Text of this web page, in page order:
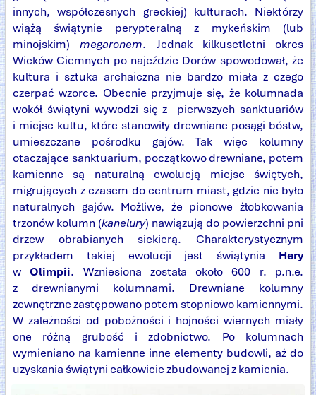
innych, współczesnych greckiej) kulturach. Niektórzy
wiążą świątynie perypteralną z mykeńskim (lub
minojskim)megaronem. Jednak kilkusetletni okres
Wieków Ciemnych po najeździe Dorów spowodował, że
kultura i sztuka archaiczna nie bardzo miała z czego
czerpać wzorce. Obecnie przyjmuje się, że kolumnada
wokół świątyni wywodzi się z pierwszych sanktuariów
i miejsc kultu, które stanowiły drewniane posągi bóstw,
umieszczane pośrodku gajów. Tak więc kolumny
otaczające sanktuarium, początkowo drewniane, potem
kamienne są naturalną ewolucją miejsc świętych,
migrujących z czasem do centrum miast, gdzie nie było
naturalnych gajów. Możliwe, że pionowe żłobkowania
trzonów kolumn (kanelury) nawiązują do powierzchni pni
drzew obrabianych siekierą. Charakterystycznym
przykładem takiej ewolucji jest świątynia Hery
wOlimpii. Wzniesiona została około 600 r. p.n.e.
z drewnianymi kolumnami. Drewniane kolumny
zewnętrzne zastępowano potem stopniowo kamiennymi.
W zależności od pobożności i hojności wiernych miały
one różną grubość i zdobnictwo. Po kolumnach
wymieniano na kamienne inne elementy budowli, aż do
uzyskania świątyni całkowicie zbudowanej z kamienia.